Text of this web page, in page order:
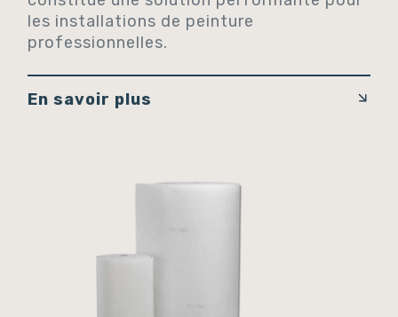
les installations de peinture
professionnelles.
En savoir plus